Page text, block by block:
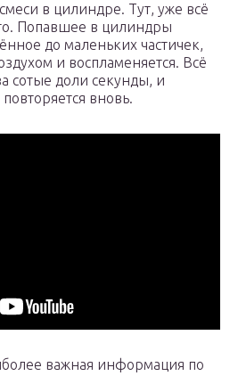
в цилиндре. Тут, уже всё
Попавшее в цилиндры
до маленьких частичек,
и воспламеняется. Всё
сотые доли секунды, и
вновь.
важная информация по